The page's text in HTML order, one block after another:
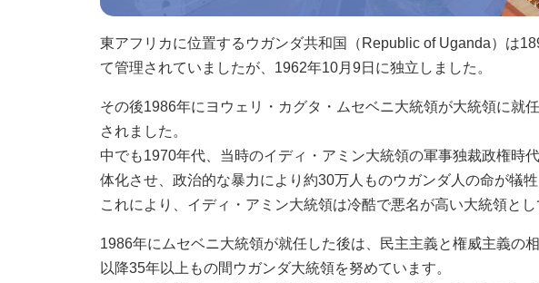
東アフリカに位置するウガンダ共和国（Republic of Uganda）は
て管理されていましたが、1962年10月9日に独立しました。
その後1986年にヨウェリ・カグタ・ムセベニ大統領が大統領に就
されました。
中でも1970年代、当時のイディ・アミン大統領の軍事独裁政権時
体化させ、政治的な暴力により約30万人ものウガンダ人の命が犠
これにより、イディ・アミン大統領は冷酷で悪名が高い大統領と
1986年にムセベニ大統領が就任した後は、民主主義と権威主義の
以降35年以上もの間ウガンダ大統領を努めています。